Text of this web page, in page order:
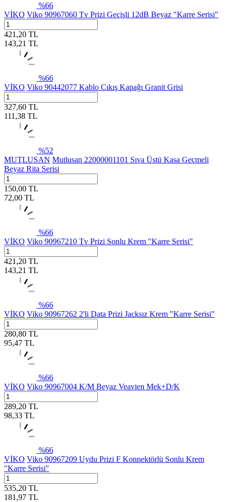
%66
VİKO Viko 90967060 Tv Prizi Geçişli 12dB Beyaz "Karre Serisi"
421,20 TL
143,21 TL
%66
VİKO Viko 90442077 Kablo Çıkış Kapağı Granit Grisi
327,60 TL
111,38 TL
%52
MUTLUSAN Mutlusan 22000001101 Sıva Üstü Kasa Geçmeli
Beyaz Rita Serisi
150,00 TL
72,00 TL
%66
VİKO Viko 90967210 Tv Prizi Sonlu Krem "Karre Serisi"
421,20 TL
143,21 TL
%66
VİKO Viko 90967262 2'li Data Prizi Jacksız Krem "Karre Serisi"
280,80 TL
95,47 TL
%66
VİKO Viko 90967004 K/M Beyaz Veavien Mek+D/K
289,20 TL
98,33 TL
%66
VİKO Viko 90967209 Uydu Prizi F Konnektörlü Sonlu Krem
"Karre Serisi"
535,20 TL
181,97 TL